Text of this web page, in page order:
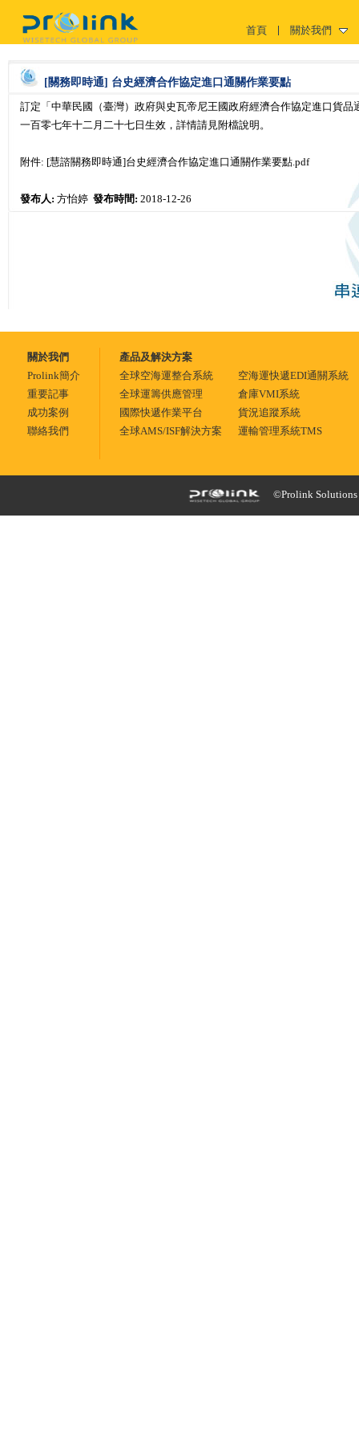
關於我們
首頁
[關務即時通] 台史經濟合作協定進口通關作業要點
訂定「中華民國（臺灣）政府與史瓦帝尼王國政府經濟合作協定進口貨品
一百零七年十二月二十七日生效，詳情請見附檔說明。
附件: [慧諮關務即時通]台史經濟合作協定進口通關作業要點.pdf
發布人: 方怡婷 發布時間: 2018-12-26
關於我們
Prolink簡介
重要記事
成功案例
聯絡我們
產品及解決方案
全球空海運整合系統
空海運快遞EDI通關系統
全球運籌供應管理
倉庫VMI系統
國際快遞作業平台
貨況追蹤系統
全球AMS/ISF解決方案
運輸管理系統TMS
©Prolink Solutions